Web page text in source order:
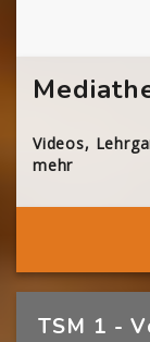
Videos,
mehr
[Cocoon] Boxes
TSM 1 -